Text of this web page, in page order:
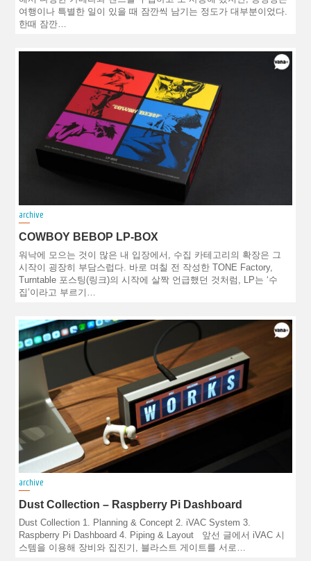
여행이나 특별한 일이 있을 때 잠깐씩 남기는 정도가 대부분이었다.
한때 잠깐…
archive
COWBOY BEBOP LP-BOX
워낙에 모으는 것이 많은 내 입장에서, 수집 카테고리의 확장은 그
시작이 굉장히 부담스럽다. 바로 며칠 전 작성한 TONE Factory,
Turntable 포스팅(링크)의 시작에 살짝 언급했던 것처럼, LP는 ‘수
집’이라고 부르기…
archive
Dust Collection – Raspberry Pi Dashboard
Dust Collection 1. Planning & Concept 2. iVAC System 3.
Raspberry Pi Dashboard 4. Piping & Layout 앞선 글에서 iVAC 시
스템을 이용해 장비와 집진기, 블라스트 게이트를 서로…